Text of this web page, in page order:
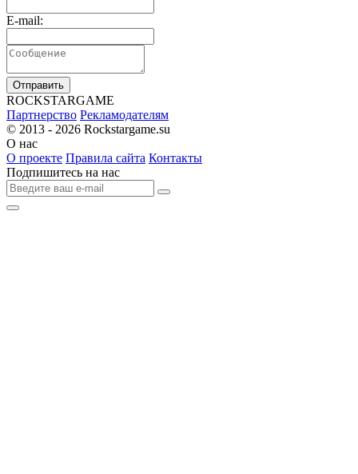
E-mail:
Отправить
ROCKSTARGAME
Партнерство Рекламодателям
© 2013 - 2026 Rockstargame.su
О нас
О проекте Правила сайта Контакты
Подпишитесь на нас